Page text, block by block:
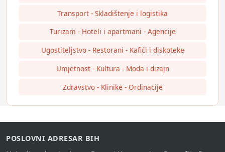
Transport - Skladištenje i logistika
Turizam - Hoteli i apartmani - Agencije
Ugostiteljstvo - Restorani - Kafići i diskoteke
Umjetnost - Kultura - Moda i dizajn
Zdravstvo - Klinike - Ordinacije
POSLOVNI ADRESAR BIH